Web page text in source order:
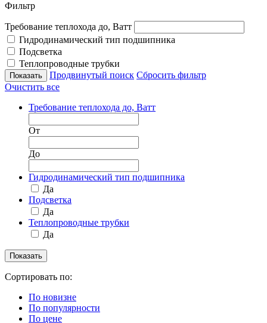
Фильтр
Требование теплохода до, Ватт
Гидродинамический тип подшипника
Подсветка
Теплопроводные трубки
Продвинутый поиск Сбросить фильтр
Очистить все
Требование теплохода до, Ватт
От
До
Гидродинамический тип подшипника
Да
Подсветка
Да
Теплопроводные трубки
Да
Сортировать по:
По новизне
По популярности
По цене